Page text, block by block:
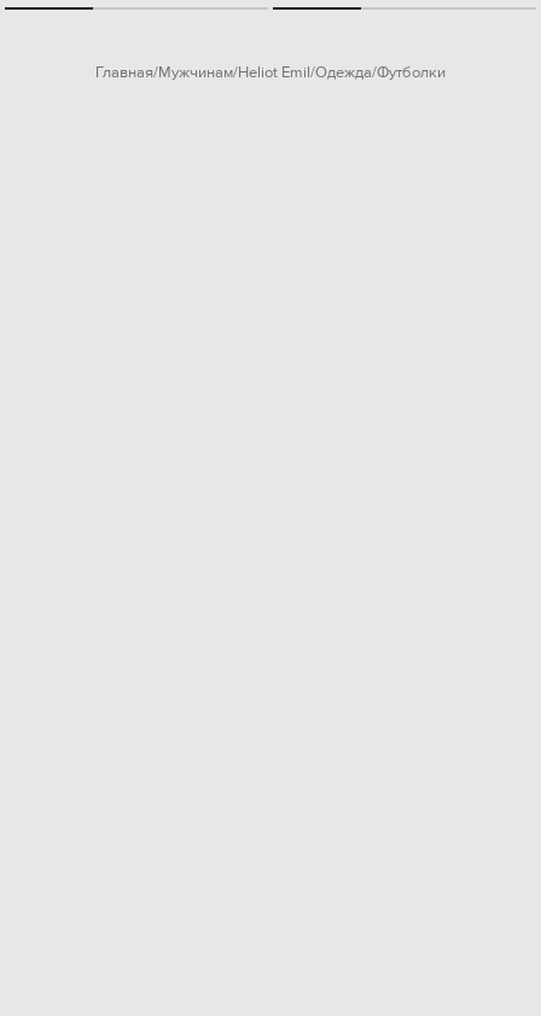
Главная Мужчинам Heliot Emil Одежда Футболки